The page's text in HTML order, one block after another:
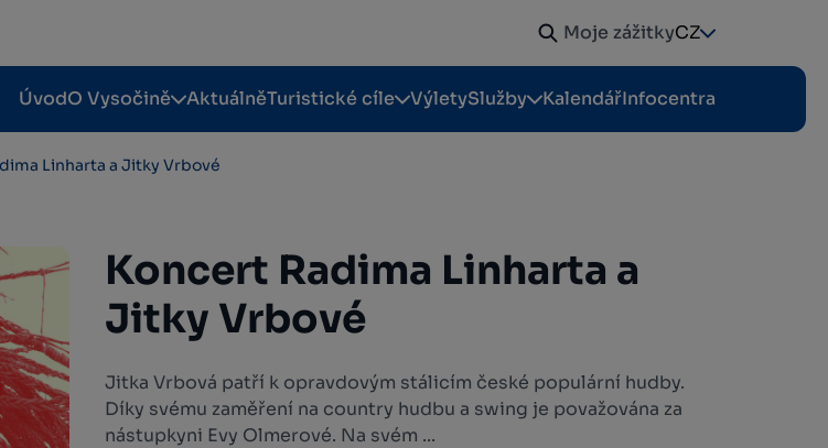
Moje zážitkyCZ
ÚvodO Vysočině AktuálněTuristické cíle VýletySlužby KalendářInfocentra
Linharta a Jitky Vrbové
Koncert Radima Linharta a
Jitky Vrbové
Jitka Vrbová patří k opravdovým stálicím české populární hudby.
Díky svému zaměření na country hudbu a swing je považována za
nástupkyni Evy Olmerové. Na svém ...